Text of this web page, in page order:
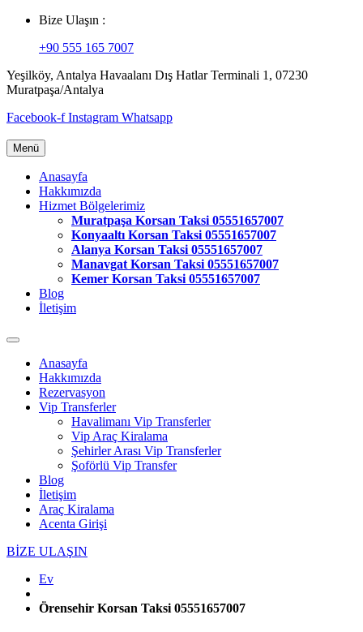
Bize Ulaşın :
+90 555 165 7007
Yeşilköy, Antalya Havaalanı Dış Hatlar Terminali 1, 07230
Muratpaşa/Antalya
Facebook-f Instagram Whatsapp
Menü
Anasayfa
Hakkımızda
Hizmet Bölgelerimiz
Muratpaşa Korsan Taksi 05551657007
Konyaaltı Korsan Taksi 05551657007
Alanya Korsan Taksi 05551657007
Manavgat Korsan Taksi 05551657007
Kemer Korsan Taksi 05551657007
Blog
İletişim
Anasayfa
Hakkımızda
Rezervasyon
Vip Transferler
Havalimanı Vip Transferler
Vip Araç Kiralama
Şehirler Arası Vip Transferler
Şoförlü Vip Transfer
Blog
İletişim
Araç Kiralama
Acenta Girişi
BİZE ULAŞIN
Ev
Örensehir Korsan Taksi 05551657007